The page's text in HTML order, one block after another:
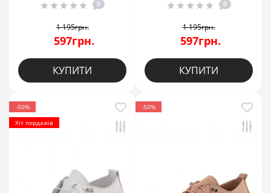
0
1 195грн.
597грн.
КУПИТИ
0
1 195грн.
597грн.
КУПИТИ
-50%
Хіт пордажів
-50%